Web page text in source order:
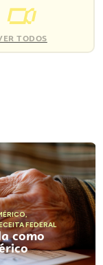
TODOS
,
FEDERAL
como